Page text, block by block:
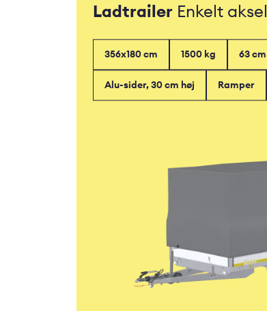
LadtrailerEnkelt aksel
356x180 cm 1500 kg 63 cm
Alu-sider, 30 cm høj Ramper